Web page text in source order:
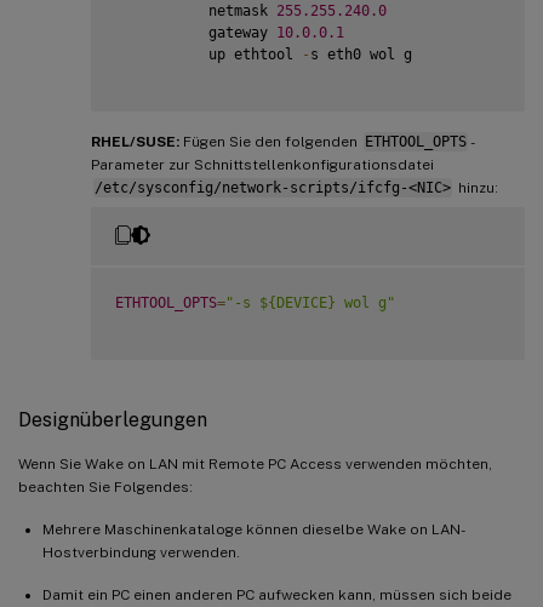
           netmask
255.255 .240 .0
           gateway
10.0 .0 .1
           up ethtool
- s eth0 wol g
RHEL/SUSE: Fügen Sie den folgenden ETHTOOL_OPTS -
Parameter zur Schnittstellenkonfigurationsdatei
/etc/sysconfig/network-scripts/ifcfg-<NIC> hinzu:
ETHTOOL_OPTS="-s ${DEVICE} wol g"
Designüberlegungen
Wenn Sie Wake on LAN mit Remote PC Access verwenden möchten,
beachten Sie Folgendes:
Mehrere Maschinenkataloge können dieselbe Wake on LAN-
Hostverbindung verwenden.
Damit ein PC einen anderen PC aufwecken kann, müssen sich beide